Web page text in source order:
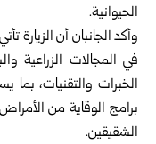
الحيوانية.
وأكد الجانبان أن الزيارة
في المجالات الزراعية
الخبرات والتقنيات، بما
برامج الوقاية من الأمراض
الشقيقين‎.‎